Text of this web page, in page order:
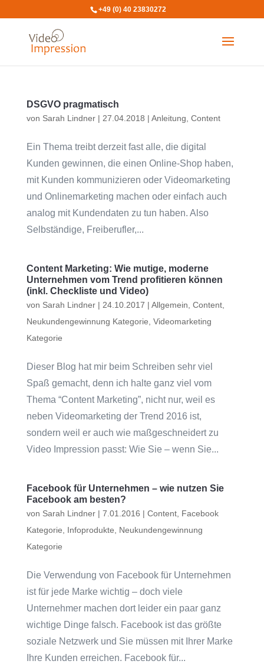
+49 (0) 40 23830272
DSGVO pragmatisch
von Sarah Lindner| 27.04.2018 | Anleitung Content
Ein Thema treibt derzeit fast alle, die digital
Kunden gewinnen, die einen Online-Shop haben,
mit Kunden kommunizieren oder Videomarketing
und Onlinemarketing machen oder einfach auch
analog mit Kundendaten zu tun haben. Also
Selbständige, Freiberufler,...
Content Marketing: Wie mutige, moderne
Unternehmen vom Trend profitieren können
(inkl. Checkliste und Video)
von Sarah Lindner| 24.10.2017 | Allgemein Content,
Neukundengewinnung Kategorie Videomarketing
Kategorie
Dieser Blog hat mir beim Schreiben sehr viel
Spaß gemacht, denn ich halte ganz viel vom
Thema “Content Marketing”, nicht nur, weil es
neben Videomarketing der Trend 2016 ist,
sondern weil er auch wie maßgeschneidert zu
Video Impression passt: Wie Sie – wenn Sie...
Facebook für Unternehmen – wie nutzen Sie
Facebook am besten?
von Sarah Lindner| 7.01.2016 | Content, Facebook
Kategorie
Infoprodukte
Neukundengewinnung
Kategorie
Die Verwendung von Facebook für Unternehmen
ist für jede Marke wichtig – doch viele
Unternehmer machen dort leider ein paar ganz
wichtige Dinge falsch. Facebook ist das größte
soziale Netzwerk und Sie müssen mit Ihrer Marke
Ihre Kunden erreichen. Facebook für...